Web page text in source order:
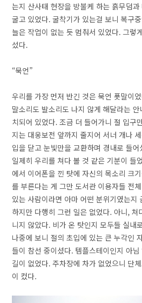
는지 산사태 현장을 방불케 하는 흙무덤
굴고 있었다. 굴착기가 있는걸 보니 복구
늘은 작업이 없는 듯 멈춰서 있었다. 그렇
섰다.
“묵언”
우리를 가장 먼저 반긴 것은 묵언 푯말이
말소리도 발소리도 나지 않게 해달라는
치되어 있었다. 조금 더 들어가니 절 입구
지는 대웅보전 앞까지 줄지어 서너 개나
입을 닫고 눈빛만을 교환하며 경내로 들
일제히 우리를 쳐다 볼 것 같은 기분이 들
에서 이어폰을 낀 탓에 자신의 목소리 크
를 부른다는 게 그만 도서관 이용자들 전
있는 사람이라면 아마 어떤 분위기였는지
하지만 다행히 그런 일은 없었다. 아니, 쳐
니지 않았다. 비가 온 탓인지 모두들 실내
나중에 보니 절의 초입에 있는 큰 누각인
들이 참선 중이셨다. 템플스테이인지 아
길이 없었다. 주차장에 차가 없었으니 단
이 컸다.